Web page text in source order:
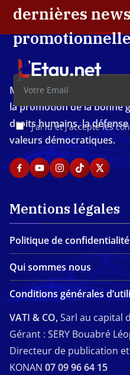
dernières
J'ai lu et j'accepte les
Média d'investigation
la promotion de la bonne
droits humains, la défense
valeurs démocratiques.
Mentions légales
Politique de confidentialité
Qui sommes nous
Conditions générales
VATI & CO,Sarl au capital
Gérant : SERY Bouabré
Directeur de publication
KONAN 07 09 96 64 15